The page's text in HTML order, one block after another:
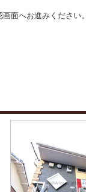
面へお進みください。